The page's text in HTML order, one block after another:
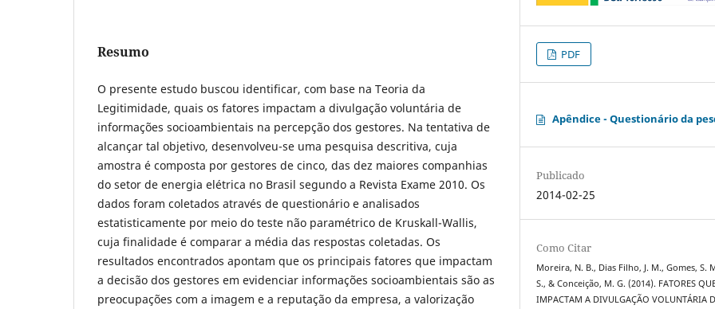
Resumo
O presente estudo buscou identificar, com base na Teoria da
Legitimidade, quais os fatores impactam a divulgação voluntária de
informações socioambientais na percepção dos gestores. Na tentativa de
alcançar tal objetivo, desenvolveu-se uma pesquisa descritiva, cuja
amostra é composta por gestores de cinco, das dez maiores companhias
do setor de energia elétrica no Brasil segundo a Revista Exame 2010. Os
dados foram coletados através de questionário e analisados
estatisticamente por meio do teste não paramétrico de Kruskall-Wallis,
cuja finalidade é comparar a média das respostas coletadas. Os
resultados encontrados apontam que os principais fatores que impactam
a decisão dos gestores em evidenciar informações socioambientais são as
preocupações com a imagem e a reputação da empresa, a valorização
PDF
Apêndice - Questionário da
Publicado
2014-02-25
Como Citar
Moreira, N. B., Dias Filho, J. M., Gomes, S.
S., & Conceição, M. G. (2014). FATORES
IMPACTAM A DIVULGAÇÃO VOLUNTÁRIA